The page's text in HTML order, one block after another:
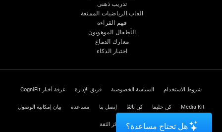
تدريب ذهنى
العاب الرياضيات الممتعة
فهم القراءة
الأطفال الموهوبون
معارك الدماغ
اختبار الذكاء
شروط الاستخدام السياسة الخصوصية فريق الإدارة غرفة أخبار CogniFit
Media Kit كن حليفا كن بائعًا إتصل بنا مساعدة بيان إمكانية الوصول
مركز الثقة هل تحتاج مساعدة؟